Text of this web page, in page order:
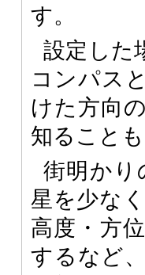
す。
設定した
コンパス
けた方向
知ること
街明かり
星を少な
高度・方
するなど